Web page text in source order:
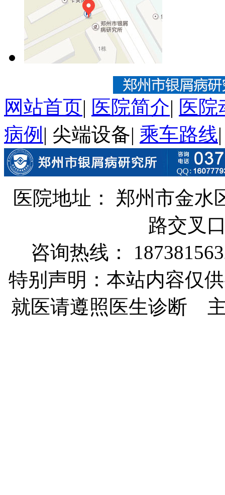
网站首页| 医院简介| 医院
病例 | 尖端设备| 乘车路线
医院地址： 郑州市金水
路交叉
咨询热线：
特别声明：本站内容仅
就医请遵照医生诊断